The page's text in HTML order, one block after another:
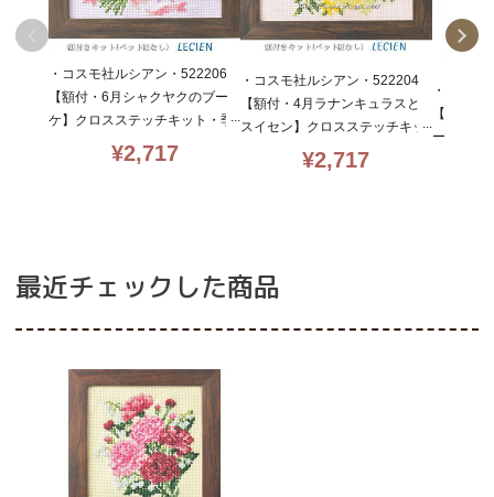
・コスモ社ルシアン・522206
【額付・6月シャクヤクのブー
ケ】クロスステッチキット・季
節を彩る・14CT・15×12・cos
mo・初心者向簡単
¥2,717
・コスモ社ルシアン・522204
【額付・4月ラナンキュラスと
スイセン】クロスステッチキッ
ト・季節を彩る・14CT・15×1
2・cosmo・初心者向簡単
¥2,717
・コスモ
【額付・
ー】クロ
最近チェックした商品